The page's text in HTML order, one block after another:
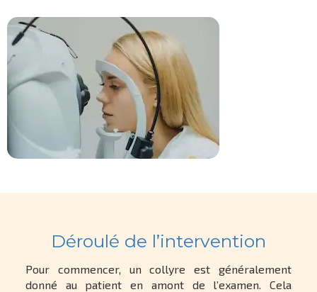
Déroulé de l’intervention
Pour commencer, un collyre est généralement
donné au patient en amont de l’examen. Cela